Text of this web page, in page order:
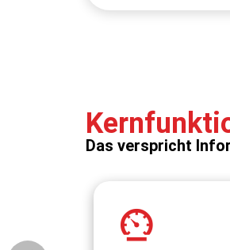
Das verspricht